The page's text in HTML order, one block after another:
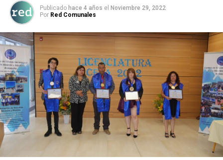
Publicado hace 4 años el Noviembre 29, 2022
Por Red Comunales